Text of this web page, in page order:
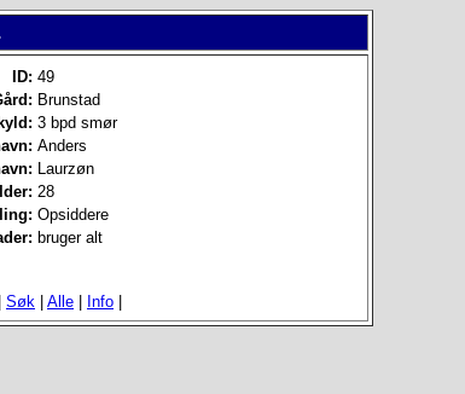
ID: 49
Brunstad
3 bpd smør
Anders
Laurzøn
28
Opsiddere
bruger alt
Søk Alle Info